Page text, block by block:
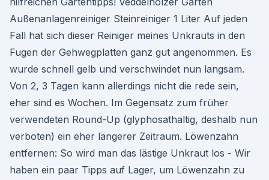
Außenanlagenreiniger Steinreiniger 1 Liter Auf jeden
Fall hat sich dieser Reiniger meines Unkrauts in den
Fugen der Gehwegplatten ganz gut angenommen. Es
wurde schnell gelb und verschwindet nun langsam.
Von 2, 3 Tagen kann allerdings nicht die rede sein,
eher sind es Wochen. Im Gegensatz zum früher
verwendeten Round-Up (glyphosathaltig, deshalb nun
verboten) ein eher längerer Zeitraum. Löwenzahn
entfernen: So wird man das lästige Unkraut los - Wir
haben ein paar Tipps auf Lager, um Löwenzahn zu